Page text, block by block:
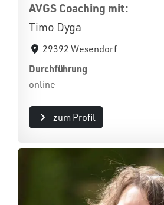
AVGS Coaching mit:
Timo Dyga
29392 Wesendorf
Durchführung
online
zum Profil